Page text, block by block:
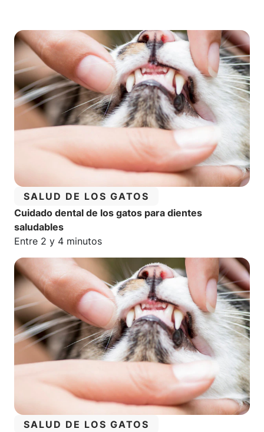
CATEGORÍA:
SALUD DE LOS GATOS
Cuidado dental de los gatos para dientes
saludables
Tiempo estimado de lectura:
Entre 2 y 4 minutos
CATEGORÍA:
SALUD DE LOS GATOS